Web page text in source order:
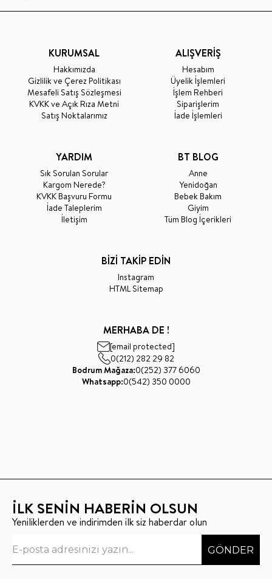
KURUMSAL
Hakkımızda
Gizlilik ve Çerez Politikası
Mesafeli Satış Sözleşmesi
KVKK ve Açık Rıza Metni
Satış Noktalarımız
ALIŞVERİŞ
Hesabım
Üyelik İşlemleri
İşlem Rehberi
Siparişlerim
İade İşlemleri
YARDIM
Sık Sorulan Sorular
Kargom Nerede?
KVKK Başvuru Formu
İade Taleplerim
İletişim
BT BLOG
Anne
Yenidoğan
Bebek Bakım
Giyim
Tüm Blog İçerikleri
BİZİ TAKİP EDİN
Instagram
HTML Sitemap
MERHABA DE !
[email protected]
0(212) 282 29 82
Bodrum Mağaza:0(252) 377 6060
Whatsapp:0(542) 350 0000
İLK SENİN HABERİN OLSUN
Yeniliklerden ve indirimden ilk siz haberdar olun
GÖNDER